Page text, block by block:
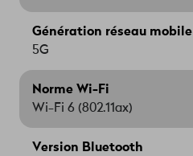
Génération réseau mobile
5G
Norme Wi-Fi
Wi-Fi 6 (802.11ax)
Version Bluetooth